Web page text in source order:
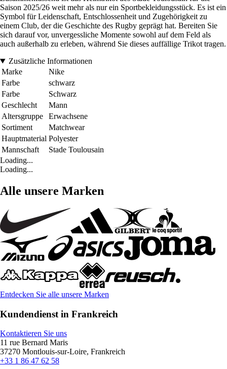
Saison 2025/26 weit mehr als nur ein Sportbekleidungsstück. Es ist ein
Symbol für Leidenschaft, Entschlossenheit und Zugehörigkeit zu
einem Club, der die Geschichte des Rugby geprägt hat. Bereiten Sie
sich darauf vor, unvergessliche Momente sowohl auf dem Feld als
auch außerhalb zu erleben, während Sie dieses auffällige Trikot tragen.
Zusätzliche Informationen
Marke
Nike
Farbe
schwarz
Farbe
Schwarz
Geschlecht
Mann
Altersgruppe
Erwachsene
Sortiment
Matchwear
Hauptmaterial Polyester
Mannschaft
Stade Toulousain
Loading...
Loading...
Alle unsere Marken
Entdecken Sie alle unsere Marken
Kundendienst in Frankreich
Kontaktieren Sie uns
11 rue Bernard Maris
37270 Montlouis-sur-Loire, Frankreich
+33 1 86 47 62 58